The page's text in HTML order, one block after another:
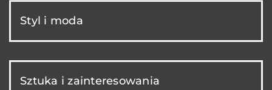
Styl i moda
Sztuka i zainteresowania